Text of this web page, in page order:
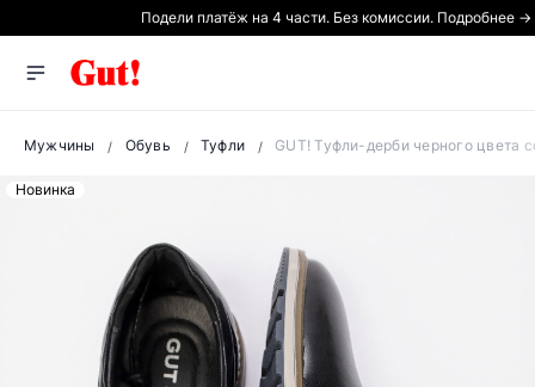
Подели платёж на 4 части. Без комиссии. Подробнее →
Мужчины Обувь Туфли GUT! Туфли-дерби черного цвета
Новинка